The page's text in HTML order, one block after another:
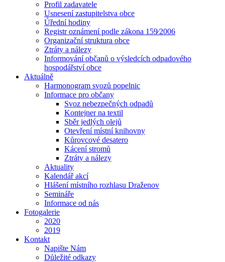
Profil zadavatele
Usnesení zastupitelstva obce
Úřední hodiny
Registr oznámení podle zákona 159⁄2006
Organizační struktura obce
Ztráty a nálezy
Informování občanů o výsledcích odpadového
hospodářství obce
Aktuálně
Harmonogram svozů popelnic
Informace pro občany
Svoz nebezpečných odpadů
Kontejner na textil
Sběr jedlých olejů
Otevření místní knihovny
Kůrovcové desatero
Kácení stromů
Ztráty a nálezy
Aktuality
Kalendář akcí
Hlášení místního rozhlasu Draženov
Semináře
Informace od nás
Fotogalerie
2020
2019
Kontakt
Napište Nám
Důležité odkazy